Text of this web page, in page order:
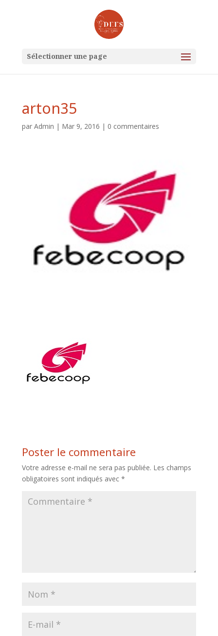
Sélectionner une page
arton35
par Admin | Mar 9, 2016 | 0 commentaires
Poster le commentaire
Votre adresse e-mail ne sera pas publiée. Les champs
obligatoires sont indiqués avec *